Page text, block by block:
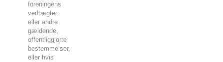
foreningens
vedtægter
eller andre
gældende,
offentliggjorte
bestemmelser,
eller hvis